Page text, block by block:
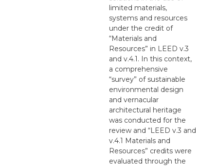
limited materials,
systems and resources
under the credit of
“Materials and
Resources” in LEED v.3
and v.4.1. In this context,
a comprehensive
“survey” of sustainable
environmental design
and vernacular
architectural heritage
was conducted for the
review and “LEED v.3 and
v.4.1 Materials and
Resources” credits were
evaluated through the